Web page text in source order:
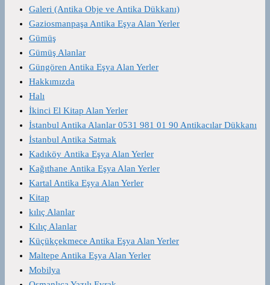
Galeri (Antika Obje ve Antika Dükkanı)
Gaziosmanpaşa Antika Eşya Alan Yerler
Gümüş
Gümüş Alanlar
Güngören Antika Eşya Alan Yerler
Hakkımızda
Halı
İkinci El Kitap Alan Yerler
İstanbul Antika Alanlar 0531 981 01 90 Antikacılar Dükkanı
İstanbul Antika Satmak
Kadıköy Antika Eşya Alan Yerler
Kağıthane Antika Eşya Alan Yerler
Kartal Antika Eşya Alan Yerler
Kitap
kılıç Alanlar
Kılıç Alanlar
Küçükçekmece Antika Eşya Alan Yerler
Maltepe Antika Eşya Alan Yerler
Mobilya